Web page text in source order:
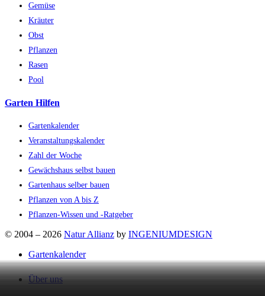
Gemüse
Kräuter
Obst
Pflanzen
Rasen
Pool
Garten Hilfen
Gartenkalender
Veranstaltungskalender
Zahl der Woche
Gewächshaus selbst bauen
Gartenhaus selber bauen
Pflanzen von A bis Z
Pflanzen-Wissen und -Ratgeber
© 2004 – 2026 Natur Allianz by INGENIUMDESIGN
Gartenkalender
Über uns